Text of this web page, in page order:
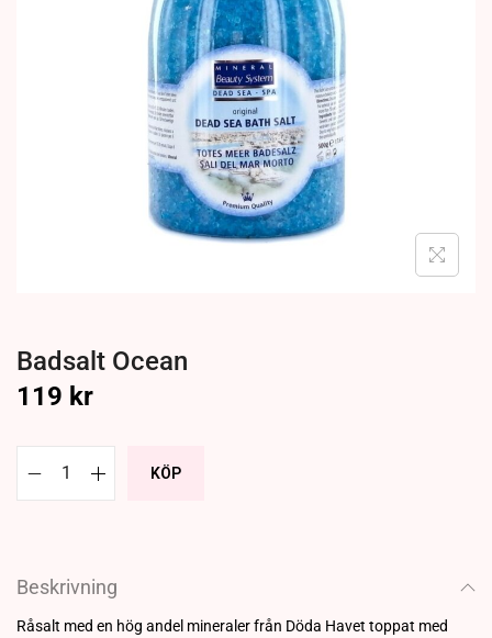
Badsalt Ocean
119 kr
KÖP
Beskrivning
Råsalt med en hög andel mineraler från Döda Havet toppat med